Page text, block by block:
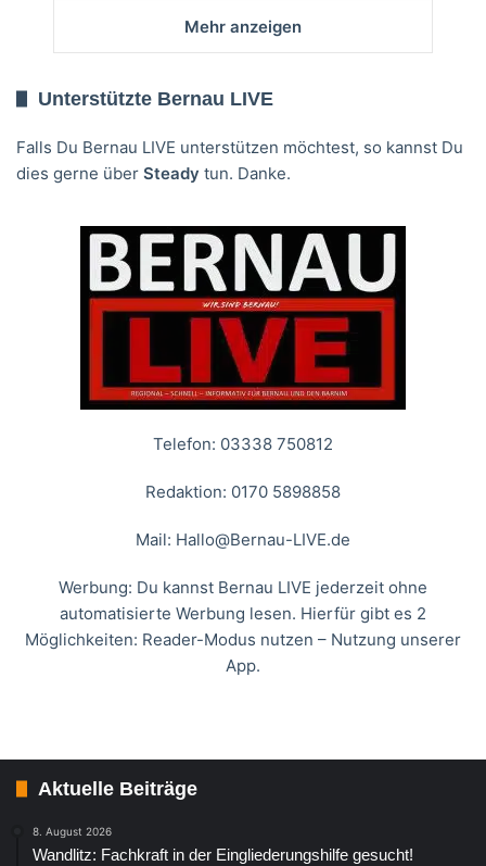
Mehr anzeigen
Unterstützte Bernau LIVE
Falls Du Bernau LIVE unterstützen möchtest, so kannst Du
dies gerne über Steady tun. Danke.
Telefon: 03338 750812
Redaktion: 0170 5898858
Mail: Hallo@Bernau-LIVE.de
Werbung: Du kannst Bernau LIVE jederzeit ohne
automatisierte Werbung lesen. Hierfür gibt es 2
Möglichkeiten: Reader-Modus nutzen – Nutzung unserer
App.
Aktuelle Beiträge
8. August 2026
Wandlitz: Fachkraft in der Eingliederungshilfe gesucht!